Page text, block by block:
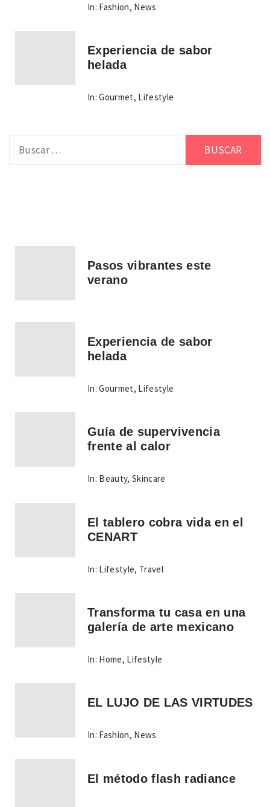
In: Fashion, News
Experiencia de sabor
helada
In: Gourmet, Lifestyle
Pasos vibrantes este
verano
Experiencia de sabor
helada
In: Gourmet, Lifestyle
Guía de supervivencia
frente al calor
In: Beauty,Skincare
El tablero cobra vida en el
CENART
In: Lifestyle, Travel
Transforma tu casa en una
galería de arte mexicano
In: Home, Lifestyle
EL LUJO DE LAS VIRTUDES
In: Fashion, News
El método flash radiance